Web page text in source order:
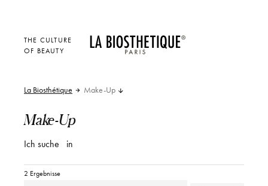
THE CULTURE
OF BEAUTY
La Biosthétique Make-Up
Make-Up
Ich suche in
2 Ergebnisse